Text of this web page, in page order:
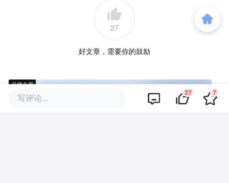
27
好文章，需要你的鼓励
品牌专题
写评论... 27 7